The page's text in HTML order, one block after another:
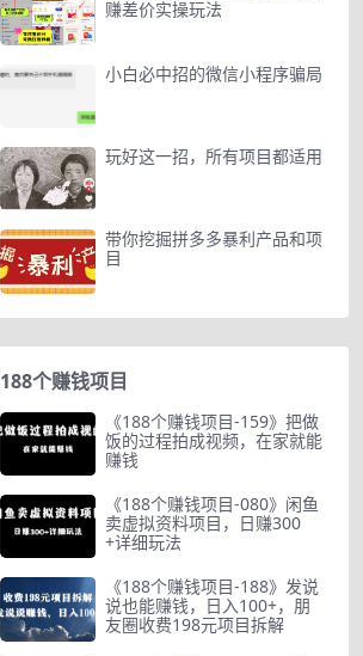
赚差价实操玩法
小白必中招的微信小程序骗局
玩好这一招，所有项目都适用
带你挖掘拼多多暴利产品和项
目
188个赚钱项目
《188个赚钱项目-159》把做
饭的过程拍成视频，在家就能
赚钱
《188个赚钱项目-080》闲鱼
卖虚拟资料项目，日赚300
+详细玩法
《188个赚钱项目-188》发说
说也能赚钱，日入100+，朋
友圈收费198元项目拆解